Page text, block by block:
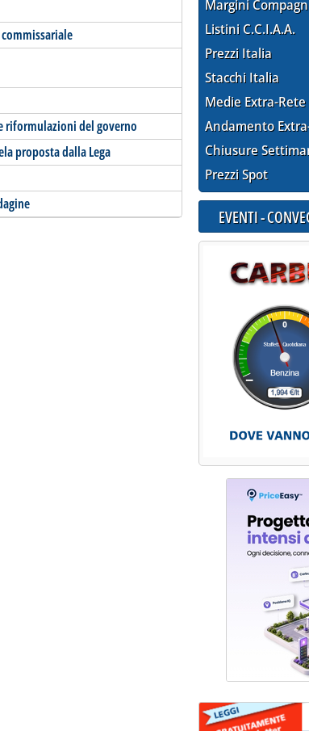
riformulazioni del governo
proposta dalla Lega
Margini
Listini C.C.I.A.A.
Prezzi Italia
Stacchi Italia
Medie Extra-Rete
Andamento
Chiusure
Prezzi Spot
EVENTI -